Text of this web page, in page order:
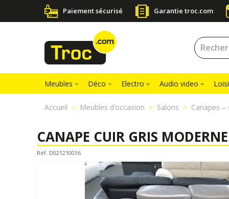
Paiement sécurisé Garantie troc.com
Meubles Déco Electro Audio video
Accueil Meubles d’occasion Salons Canapes –
CANAPE CUIR GRIS
Réf. D021210036